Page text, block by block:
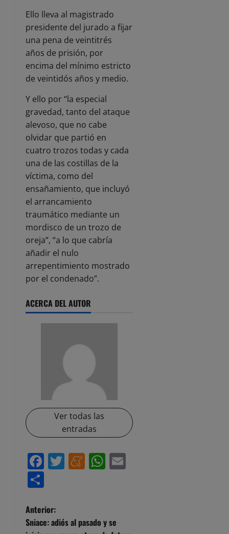
Ello lleva al magistrado
presidente del jurado a fijar
una pena de veintitrés
años de prisión, por
encima del mínimo estricto
de veintidós años y medio.
Y ello por “la especial
gravedad, tanto del ataque
alevoso, que no cabe
olvidar que partió en
cuatro trozos todas y cada
una de las costillas de la
víctima, como del
ensañamiento, que incluyó
el arrancamiento
traumático mediante un
mordisco de un trozo de
oreja”, “a lo que cabría
añadir el nulo
arrepentimiento mostrado
por el condenado”.
ACERCA DEL AUTOR
Ver todas las
entradas
Facebook
Twitter
Meneame
WhatsApp
N
Anterior:
Sniace: adiós al pasado y se